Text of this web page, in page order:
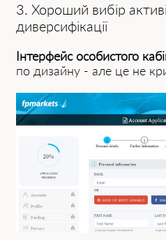
3. Хороший вибір
диверсифікації
Інтерфейс особистого
по дизайну - але це не